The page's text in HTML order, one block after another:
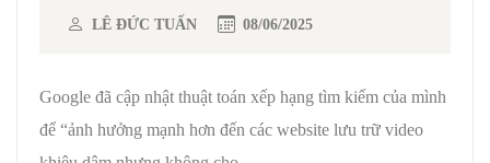
LÊ ĐỨC TUẤN 08/06/2025
Google đã cập nhật thuật toán xếp hạng tìm kiếm của mình
để “ảnh hưởng mạnh hơn đến các website lưu trữ video